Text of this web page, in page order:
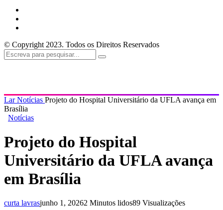
© Copyright 2023. Todos os Direitos Reservados
LarNotícias Projeto do Hospital Universitário da UFLA avança em
Brasília
Notícias
Projeto do Hospital
Universitário da UFLA avança
em Brasília
curta lavrasjunho 1, 20262 Minutos lidos89 Visualizações